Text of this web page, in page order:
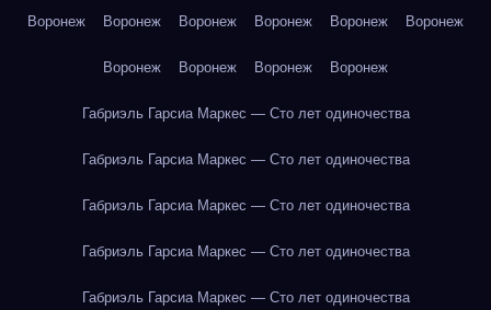
Воронеж Воронеж Воронеж Воронеж Воронеж Воронеж
Воронеж Воронеж Воронеж Воронеж
Габриэль Гарсиа Маркес — Сто лет одиночества
Габриэль Гарсиа Маркес — Сто лет одиночества
Габриэль Гарсиа Маркес — Сто лет одиночества
Габриэль Гарсиа Маркес — Сто лет одиночества
Габриэль Гарсиа Маркес — Сто лет одиночества